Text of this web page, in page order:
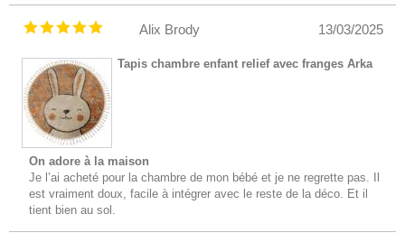
13/03/2025
Alix Brody
Tapis chambre enfant relief avec franges Arka
On adore à la maison
Je l’ai acheté pour la chambre de mon bébé et je ne regrette pas. Il
est vraiment doux, facile à intégrer avec le reste de la déco. Et il
tient bien au sol.